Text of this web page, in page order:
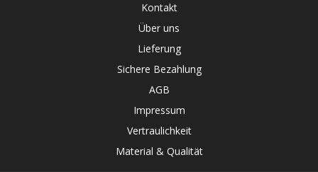
Kontakt
Über uns
Lieferung
Sichere Bezahlung
AGB
Impressum
Vertraulichkeit
Material & Qualität